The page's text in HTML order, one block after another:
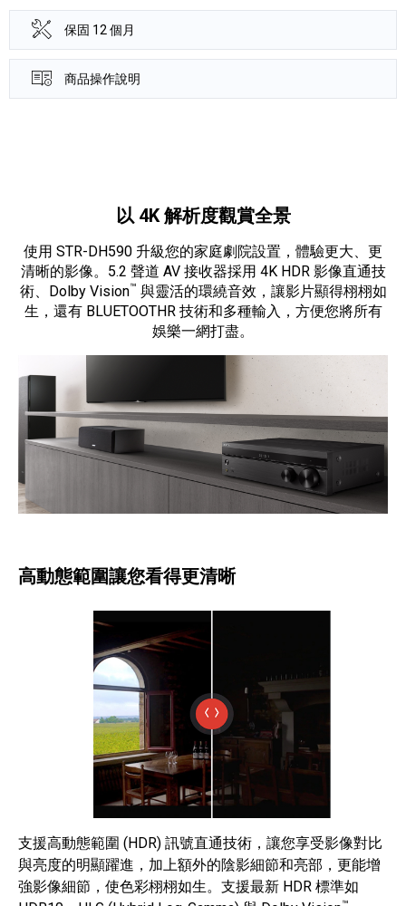
保固 12 個月
商品操作說明
以 4K 解析度觀賞全景
使用 STR-DH590 升級您的家庭劇院設置，體驗更大、更
清晰的影像。5.2 聲道 AV 接收器採用 4K HDR 影像直通技
術、Dolby Vision™ 與靈活的環繞音效，讓影片顯得栩栩如
生，還有 BLUETOOTHR 技術和多種輸入，方便您將所有
娛樂一網打盡。
高動態範圍讓您看得更清晰
支援高動態範圍 (HDR) 訊號直通技術，讓您享受影像對比
與亮度的明顯躍進，加上額外的陰影細節和亮部，更能增
強影像細節，使色彩栩栩如生。支援最新 HDR 標準如